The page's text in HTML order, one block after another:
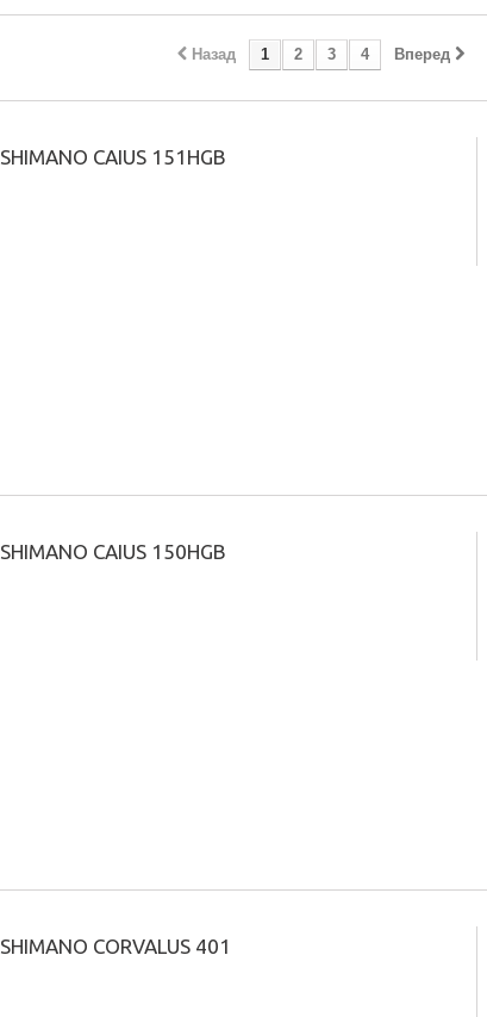
Назад 1 2 3 4 Вперед
SHIMANO CAIUS 151HGB
SHIMANO CAIUS 150HGB
SHIMANO CORVALUS 401